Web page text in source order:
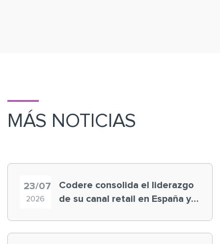
MÁS NOTICIAS
23/07
2026
Codere consolida el liderazgo
de su canal retail en España y